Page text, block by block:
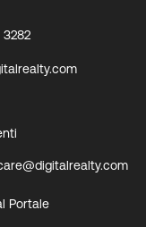
3282
Portale